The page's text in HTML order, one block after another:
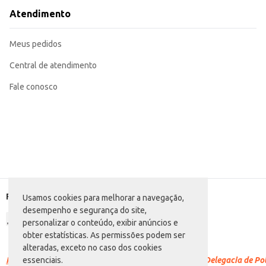
Usamos cookies para melhorar a navegação,
desempenho e segurança do site,
personalizar o conteúdo, exibir anúncios e
obter estatísticas. As permissões podem ser
alteradas, exceto no caso dos cookies
essenciais.
Atendimento
Meus pedidos
Central de atendimento
Fale conosco
Formas de pagamento
Racismo é crime. Denuncie. Disque 100 ou procure a Delegacia de